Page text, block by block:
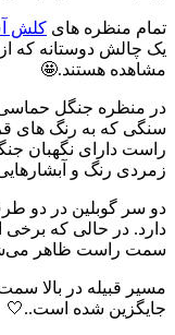
تمام منظره های کلش
یک چالش دوستانه که
مشاهده هستند.🤩
در منظره جنگل حماسی
سنگی که به رنگ های
راست دارای نگهبان
زمردی رنگ و
دو سر گوبلین در دو
دارد. در حالی که برخی
سمت راست ظاهر
مسیر قبیله در بالا
جایگزین شده است..🤍